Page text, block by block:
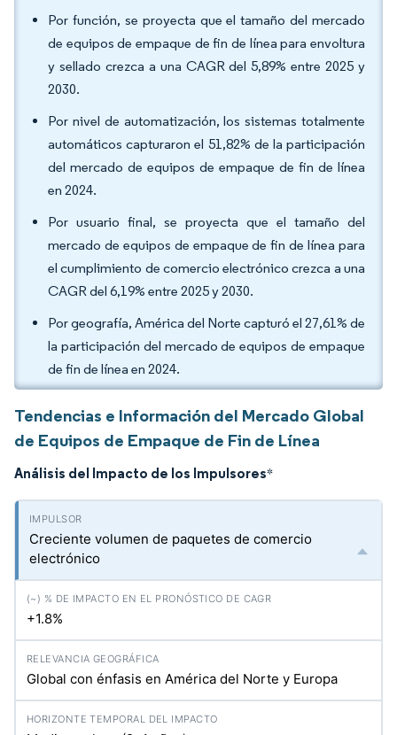
Por función, se proyecta que el tamaño del mercado
de equipos de empaque de fin de línea para envoltura
y sellado crezca a una CAGR del 5,89% entre 2025 y
2030.
Por nivel de automatización, los sistemas totalmente
automáticos capturaron el 51,82% de la participación
del mercado de equipos de empaque de fin de línea
en 2024.
Por usuario final, se proyecta que el tamaño del
mercado de equipos de empaque de fin de línea para
el cumplimiento de comercio electrónico crezca a una
CAGR del 6,19% entre 2025 y 2030.
Por geografía, América del Norte capturó el 27,61% de
la participación del mercado de equipos de empaque
de fin de línea en 2024.
Tendencias e Información del Mercado Global
de Equipos de Empaque de Fin de Línea
Análisis del Impacto de los Impulsores*
Creciente volumen de paquetes de comercio
electrónico
+1.8%
Global con énfasis en América del Norte y Europa